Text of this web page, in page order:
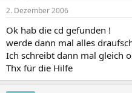
2. Dezember 2006
Ok hab die cd gefunden !
werde dann mal alles
Ich schreibt dann mal gleich
Thx für die Hilfe